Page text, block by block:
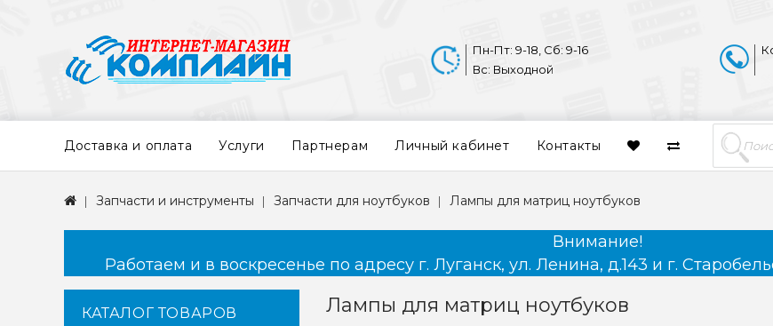
Пн-Пт: 9-18, Сб: 9-16
Вс: Выходной
Доставка и оплата Услуги Партнерам Личный кабинет Контакты
Запчасти и инструменты Запчасти для ноутбуков Лампы для матриц ноутбуков
Внимание!
Работаем и в воскресенье по адресу г. Луганск, ул. Ленина, д.143 и г.
КАТАЛОГ ТОВАРОВ Лампы для матриц ноутбуков